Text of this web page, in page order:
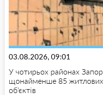
03.08.2026, 09:01
У чотирьох районах
щонайменше 85 житлових
об’єктів